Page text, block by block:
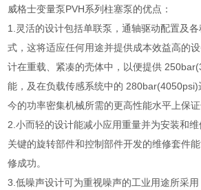
威格士变量泵PVH系列柱塞泵的优点：
1.灵活的设计包括单联泵，通轴驱动配置及
式，这将适应任何用途并提供成本效益高的
计在重载、紧凑的壳体中，以便提供
能，及在负载传感系统中的 280bar(4050psi)
今的功率密集机械所需的更高性能水平上保证
2.小而轻的设计能减小应用重量并为安装和
关键的旋转部件和控制部件开发的维修套件
修成功。
3.低噪声设计可为重视噪声的工业用途所采